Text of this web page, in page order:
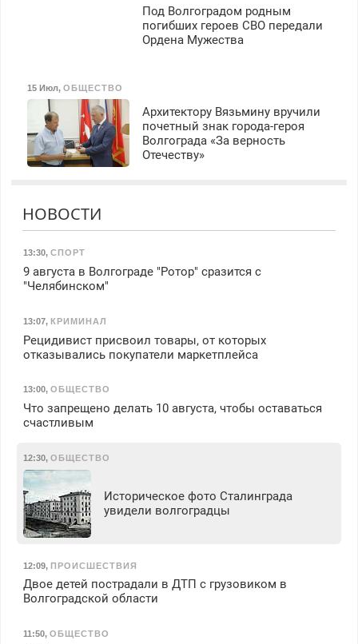
Под Волгоградом родным
погибших героев СВО передали
Ордена Мужества
15 Июл, ОБЩЕСТВО
Архитектору Вязьмину вручили
почетный знак города-героя
Волгограда «За верность
Отечеству»
НОВОСТИ
13:30, СПОРТ
9 августа в Волгограде "Ротор" сразится с
"Челябинском"
13:07, КРИМИНАЛ
Рецидивист присвоил товары, от которых
отказывались покупатели маркетплейса
13:00, ОБЩЕСТВО
Что запрещено делать 10 августа, чтобы оставаться
счастливым
12:30, ОБЩЕСТВО
Историческое фото Сталинграда
увидели волгоградцы
12:09, ПРОИСШЕСТВИЯ
Двое детей пострадали в ДТП с грузовиком в
Волгоградской области
11:50, ОБЩЕСТВО